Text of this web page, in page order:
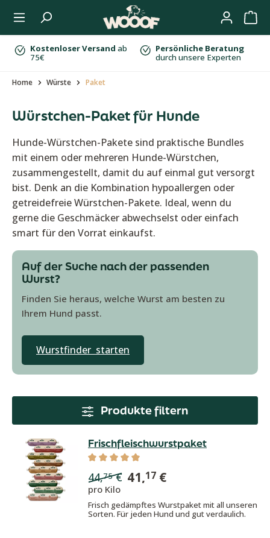
Zum Hauptinhalt springen
Kostenloser Versand ab
75€
Persönliche Beratung
durch unsere Experten
Home Würste Paket
Würstchen-Paket für Hunde
Hunde-Würstchen-Pakete sind praktische Bundles
mit einem oder mehreren Hunde-Würstchen,
zusammengestellt, damit du auf einmal gut versorgt
bist. Denk an die Kombination hypoallergen oder
getreidefreie Würstchen-Pakete. Ideal, wenn du
gerne die Geschmäcker abwechselst oder einfach
smart für den Vorrat einkaufst.
Auf der Suche nach der passenden
Wurst?
Finden Sie heraus, welche Wurst am besten zu
Ihrem Hund passt.
Wurstfinder starten
Produkte filtern
Frischfleischwurstpaket
Durchschnittliche Bewertung von 5
41,17 €
44,75€
pro Kilo
Frisch gedämpftes Wurstpaket mit all unseren
Sorten. Für jeden Hund und gut verdaulich.